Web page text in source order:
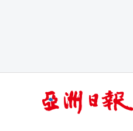
亚
洲
日